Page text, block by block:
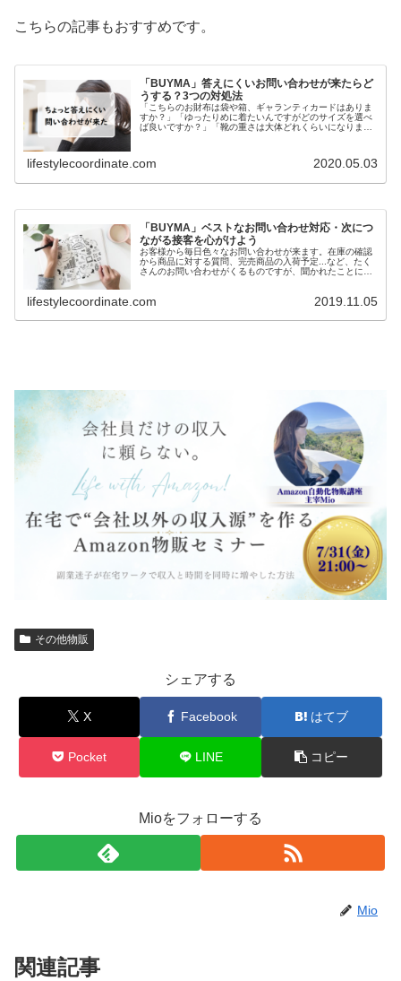
こちらの記事もおすすめです。
「BUYMA」答えにくいお問い合わせが来たらど
うする？3つの対処法
「こちらのお財布は袋や箱、ギャランティカードはありま
すか？」「ゆったりめに着たいんですがどのサイズを選べ
ば良いですか？」「靴の重さは大体どれくらいになります
lifestylecoordinate.com 2020.05.03
「BUYMA」ベストなお問い合わせ対応・次につ
ながる接客を心がけよう
お客様から毎日色々なお問い合わせが来ます。在庫の確認
から商品に対する質問、完売商品の入荷予定...など、たく
さんのお問い合わせがくるものですが、聞かれたことに答
lifestylecoordinate.com 2019.11.05
その他物販
シェアする
X Facebook はてブ
Pocket LINE コピー
Mioをフォローする
Mio
関連記事